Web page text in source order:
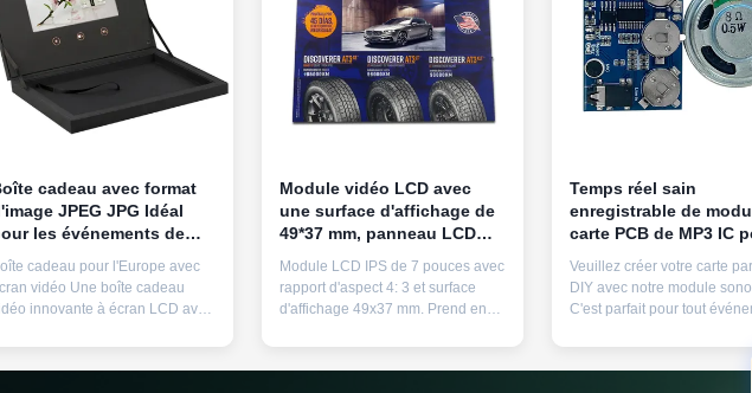
cadeau avec format
JPEG JPG Idéal
les événements de
et la fidélisation
clients
cadeau pour l'Europe avec
vidéo Une boîte cadeau
innovante à écran LCD avec
JPG, idéale pour les
marketing et les
Module vidéo LCD avec
une surface d'affichage de
49*37 mm, panneau LCD
IPS TFT et rapport d'aspect
4:3 pour une utilisation
industrielle et commerciale
Module LCD IPS de 7 pouces avec
rapport d'aspect 4: 3 et surface
d'affichage 49x37 mm. Prend en
AAC / FLAC et les images JPG /
BMP / GIF / PNG. Certifié EMC /
Temps réel sain
enregistrable de
carte PCB de MP3 IC
le cadeau de cartes de
voeux
Veuillez créer votre carte
DIY avec notre module
C'est parfait pour tout
n'importe quelle carte de
votre choix. Ce module